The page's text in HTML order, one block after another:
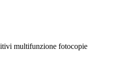
multifunzione fotocopie